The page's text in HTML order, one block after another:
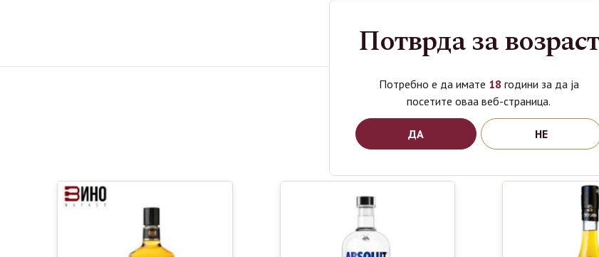
Ознаки:Monkey 47,Monkey Gin 47
Поврзани производи
Потврда за возраст
Потребно е да имате 18 години за да ја
посетите оваа веб-страница.
ДА НЕ